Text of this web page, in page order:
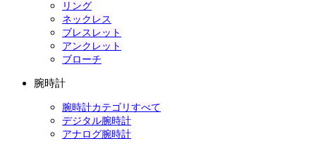
リング
ネックレス
ブレスレット
アンクレット
ブローチ
腕時計
腕時計カテゴリすべて
デジタル腕時計
アナログ腕時計